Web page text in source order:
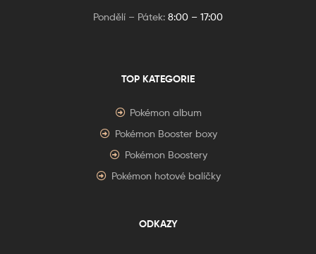
Pondělí – Pátek: 8:00 – 17:00
TOP KATEGORIE
Pokémon album
Pokémon Booster boxy
Pokémon Boostery
Pokémon hotové balíčky
ODKAZY